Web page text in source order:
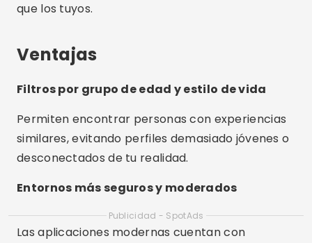
que los tuyos.
Ventajas
Filtros por grupo de edad y estilo de vida
Permiten encontrar personas con experiencias
similares, evitando perfiles demasiado jóvenes o
desconectados de tu realidad.
Entornos más seguros y moderados
Publicidad - SpotAds
Las aplicaciones modernas cuentan con